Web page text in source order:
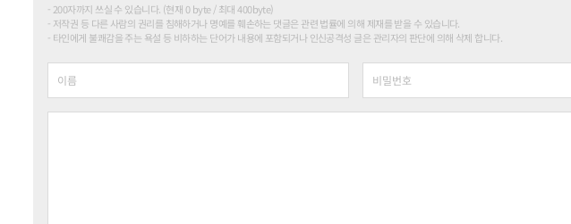
200자까지 쓰실 수 있습니다. (현재 0 byte / 최대 400byte)
저작권 등 다른 사람의 권리를 침해하거나 명예를 훼손하는 댓글은 관련 법률에 의해 제재를 받을 수 있습니다.
타인에게 불쾌감을 주는 욕설 등 비하하는 단어가 내용에 포함되거나 인신공격성 글은 관리자의 판단에 의해 삭제 합니다.